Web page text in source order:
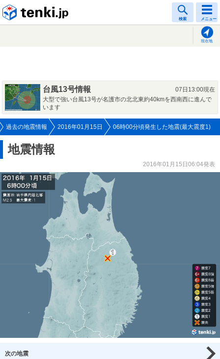
検索 メニュー
現在地
台風13号情報
07日13:00現在
大型で強い台風13号が名護市の北北東約40kmを西南西に進んで
います
過去の地震情報 2016年01月15日 06時00分頃発生した地震(最大震度1)
地震情報
2016年01月15日06:04発表
次の地震